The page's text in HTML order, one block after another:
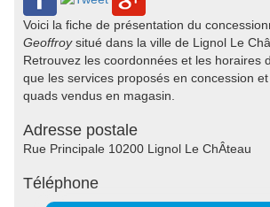
Voici la fiche de présentation du
Geoffroysitué dans la ville de Lignol Le
Retrouvez les coordonnées et les horaires
que les services proposés en concession
quads vendus en magasin.
Adresse postale
Rue Principale 10200 Lignol Le ChÂteau
Téléphone